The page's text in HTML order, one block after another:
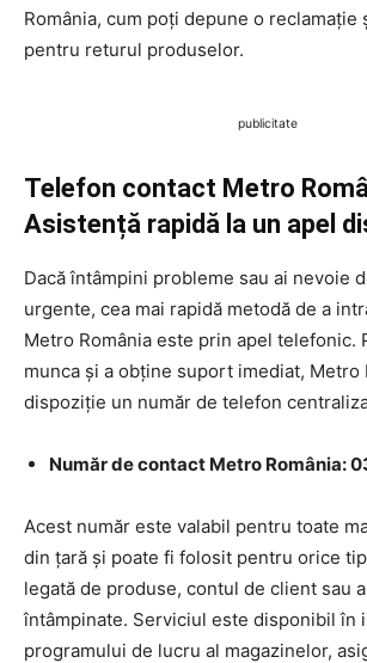
România, cum poți depune o reclamație
pentru returul produselor.
publicitate
Telefon contact Metro
Asistență rapidă la un apel
Dacă întâmpini probleme sau ai nevoie
urgente, cea mai rapidă metodă de a
Metro România este prin apel telefonic.
munca și a obține suport imediat, Metro
dispoziție un număr de telefon
Număr de contact Metro România:
Acest număr este valabil pentru toate
din țară și poate fi folosit pentru orice
legată de produse, contul de client sau
întâmpinate. Serviciul este disponibil în
programului de lucru al magazinelor,